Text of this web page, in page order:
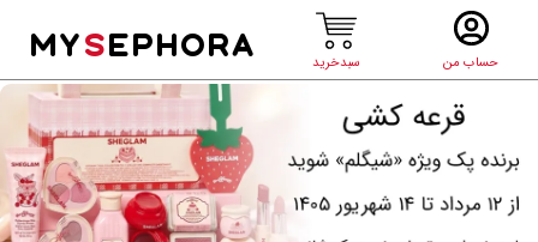
حساب من سبدخرید
MYSEPHORA